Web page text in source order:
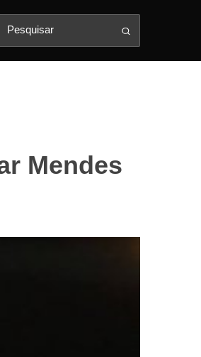
Mendes